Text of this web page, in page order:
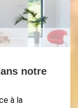
notre
à la